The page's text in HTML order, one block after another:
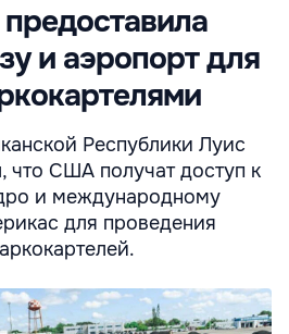
и аэропорт для
Республики Луис
что США получат доступ к
и международному
для проведения